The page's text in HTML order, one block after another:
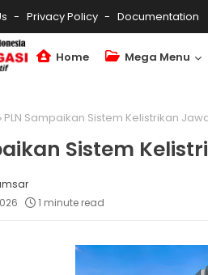
Privacy Policy Documentation
Home Mega Menu
PLN Sampaikan Sistem Kelistrikan
Sistem
1 minute read